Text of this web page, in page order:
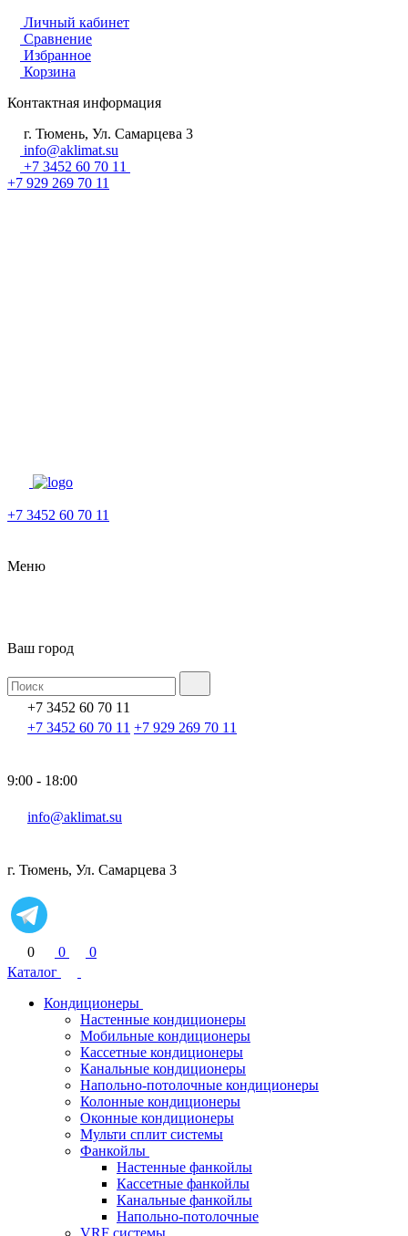
Личный кабинет
Сравнение
Избранное
Корзина
Контактная информация
г. Тюмень, Ул. Самарцева 3
info@aklimat.su
+7 3452 60 70 11
+7 929 269 70 11
+7 3452 60 70 11
Меню
Ваш город
+7 3452 60 70 11
+7 3452 60 70 11 +7 929 269 70 11
9:00 - 18:00
info@aklimat.su
г. Тюмень, Ул. Самарцева 3
0 0
0
Каталог
Кондиционеры
Настенные кондиционеры
Мобильные кондиционеры
Кассетные кондиционеры
Канальные кондиционеры
Напольно-потолочные кондиционеры
Колонные кондиционеры
Оконные кондиционеры
Мульти сплит системы
Фанкойлы
Настенные фанкойлы
Кассетные фанкойлы
Канальные фанкойлы
Напольно-потолочные
VRF системы